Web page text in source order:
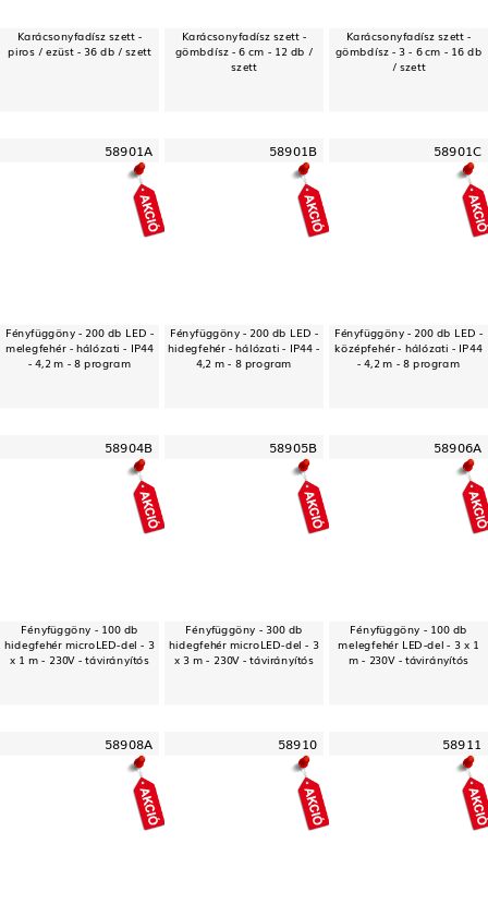
Karácsonyfadísz szett -
piros / ezüst - 36 db / szett
Karácsonyfadísz szett -
gömbdísz - 6 cm - 12 db /
szett
Karácsonyfadísz szett -
gömbdísz - 3 - 6 cm - 16 db
/ szett
58901A
Fényfüggöny - 200 db LED -
melegfehér - hálózati - IP44
- 4,2 m - 8 program
58901B
Fényfüggöny - 200 db LED -
hidegfehér - hálózati - IP44 -
4,2 m - 8 program
58901C
Fényfüggöny - 200 db LED -
középfehér - hálózati - IP44
- 4,2 m - 8 program
58904B
Fényfüggöny - 100 db
hidegfehér microLED-del - 3
x 1 m - 230V - távirányítós
58905B
Fényfüggöny - 300 db
hidegfehér microLED-del - 3
x 3 m - 230V - távirányítós
58906A
Fényfüggöny - 100 db
melegfehér LED-del - 3 x 1
m - 230V - távirányítós
58908A 58910 58911